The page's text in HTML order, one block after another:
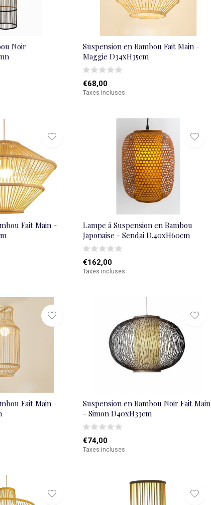
Noir
Suspension en Bambou Fait Main -
Maggie D34xH35cm
€68,00
Taxes incluses
Fait Main -
Lampe á Suspension en Bambou
Japonaise - Sendai D.40xH60cm
€162,00
Taxes incluses
Fait Main -
Suspension en Bambou Noir Fait Main
- Simon D40xH33cm
€74,00
Taxes incluses